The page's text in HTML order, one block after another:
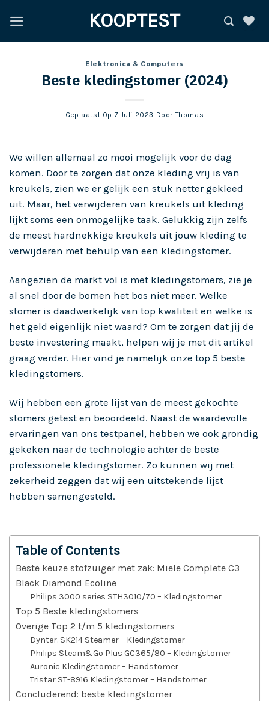
naar
KOOPTEST
Elektronica & Computers
Beste kledingstomer (2024)
Geplaatst Op 7 Juli 2023 DoorThomas
We willen allemaal zo mooi mogelijk voor de dag
komen. Door te zorgen dat onze kleding vrij is van
kreukels, zien we er gelijk een stuk netter gekleed
uit. Maar, het verwijderen van kreukels uit kleding
lijkt soms een onmogelijke taak. Gelukkig zijn zelfs
de meest hardnekkige kreukels uit jouw kleding te
verwijderen met behulp van een kledingstomer.
Aangezien de markt vol is met kledingstomers, zie je
al snel door de bomen het bos niet meer. Welke
stomer is daadwerkelijk van top kwaliteit en welke is
het geld eigenlijk niet waard? Om te zorgen dat jij de
beste investering maakt, helpen wij je met dit artikel
graag verder. Hier vind je namelijk onze top 5 beste
kledingstomers.
Wij hebben een grote lijst van de meest gekochte
stomers getest en beoordeeld. Naast de waardevolle
ervaringen van ons testpanel, hebben we ook grondig
gekeken naar de technologie achter de beste
professionele kledingstomer. Zo kunnen wij met
zekerheid zeggen dat wij een uitstekende lijst
hebben samengesteld.
Table of Contents
Beste keuze stofzuiger met zak: Miele Complete C3
Black Diamond Ecoline
Philips 3000 series STH3010/70 – Kledingstomer
Top 5 Beste kledingstomers
Overige Top 2 t/m 5 kledingstomers
Dynter. SK214 Steamer – Kledingstomer
Philips Steam&Go Plus GC365/80 – Kledingstomer
Auronic Kledingstomer – Handstomer
Tristar ST-8916 Kledingstomer – Handstomer
Concluderend: beste kledingstomer